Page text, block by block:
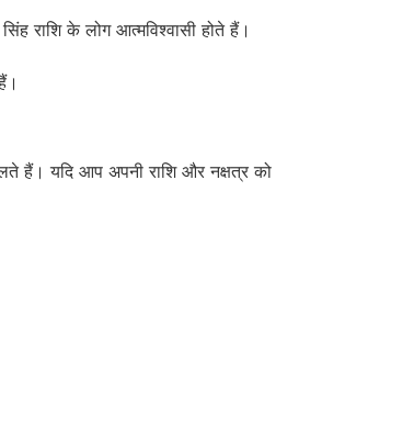
राशि के लोग आत्मविश्वासी होते हैं।
हैं। यदि आप अपनी राशि और नक्षत्र को